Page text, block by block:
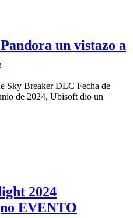
un vistazo a
Sky Breaker DLC Fecha de
de 2024, Ubisoft dio un
2024
EVENTO